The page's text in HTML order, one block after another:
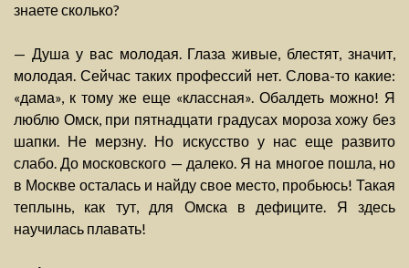
знаете сколько?
— Душа у вас молодая. Глаза живые, блестят, значит,
молодая. Сейчас таких профессий нет. Слова-то какие:
«дама», к тому же еще «классная». Обалдеть можно! Я
люблю Омск, при пятнадцати градусах мороза хожу без
шапки. Не мерзну. Но искусство у нас еще развито
слабо. До московского — далеко. Я на многое пошла, но
в Москве осталась и найду свое место, пробьюсь! Такая
теплынь, как тут, для Омска в дефиците. Я здесь
научилась плавать!